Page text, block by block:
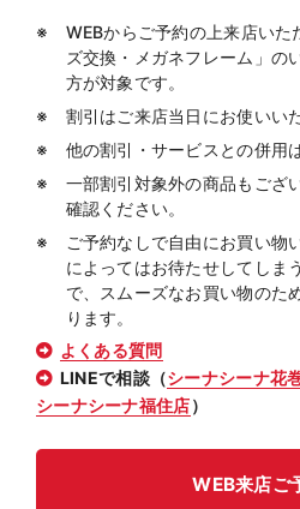
WEBからご予約の上来店い
ズ交換・メガネフレーム」の
方が対象です。
割引はご来店当日にお使いい
他の割引・サービスとの併用
一部割引対象外の商品もござ
確認ください。
ご予約なしで自由にお買い物
によってはお待たせしてしま
で、スムーズなお買い物のた
ります。
よくある質問
LINEで相談（シーナシーナ花
シーナシーナ福住店）
WEB来店ご